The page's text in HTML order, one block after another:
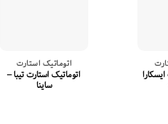
اتوماتیک استارت
اتوماتیک استارت تیبا –
ساینا